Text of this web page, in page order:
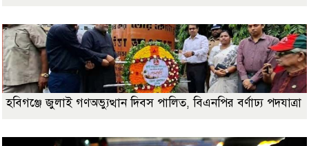
হবিগঞ্জে জুলাই গণঅভ্যুত্থান দিবস পালিত, বিএনপির বর্ণাঢ্য পদযাত্রা